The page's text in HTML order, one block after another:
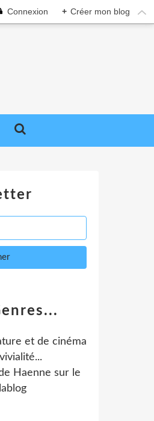
Connexion + Créer mon blog
et de cinéma
Haenne sur le